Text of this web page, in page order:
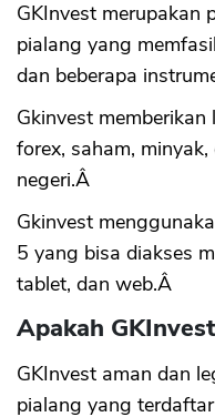
GKInvest merupakan
pialang yang
dan beberapa
Gkinvest
forex, saham,
negeri.Â
Gkinvest
5 yang bisa diakses
tablet, dan web.Â
Apakah
GKInvest aman dan
pialang yang